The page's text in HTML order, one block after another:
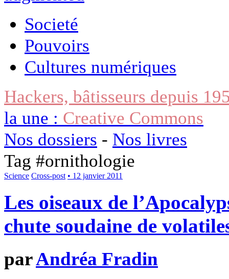
Societé
Pouvoirs
Cultures numériques
Hackers, bâtisseurs depuis
la une : Creative Commons
Nos dossiers - Nos livres
Tag #ornithologie
Science Cross-post • 12 janvier 2011
Les oiseaux de
chute soudaine de
parAndréa Fradin